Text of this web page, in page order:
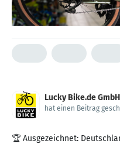
Lucky Bike.de GmbH
hat einen Beitrag
🏆 Ausgezeichnet: